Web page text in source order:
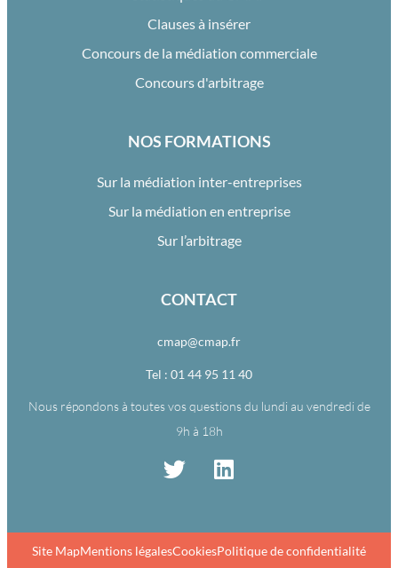
Clauses à insérer
Concours de la médiation commerciale
Concours d'arbitrage
NOS FORMATIONS
Sur la médiation inter-entreprises
Sur la médiation en entreprise
Sur l’arbitrage
CONTACT
cmap@cmap.fr
Tel : 01 44 95 11 40
Nous répondons à toutes vos questions du lundi au vendredi de
9h à 18h
Site MapMentions légalesCookiesPolitique de confidentialité